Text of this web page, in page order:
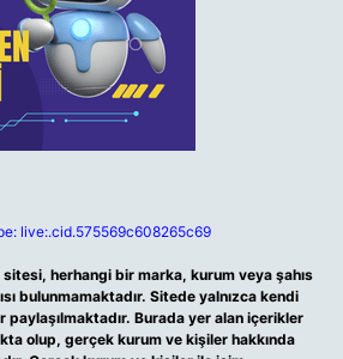
live:.cid.575569c608265c69
herhangi bir marka, kurum veya şahıs
bulunmamaktadır. Sitede yalnızca kendi
paylaşılmaktadır. Burada yer alan içerikler
olup, gerçek kurum ve kişiler hakkında